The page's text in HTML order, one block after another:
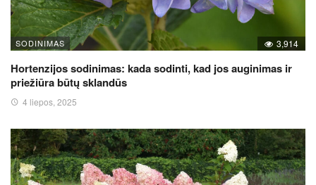
SODINIMAS 3,914
Hortenzijos sodinimas: kada sodinti, kad jos auginimas ir
priežiūra būtų sklandūs
4 liepos, 2025